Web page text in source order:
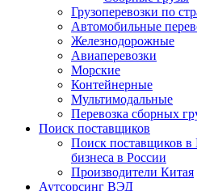
Грузоперевозки по
Автомобильные
Железнодорожные
Авиаперевозки
Морские
Контейнерные
Мультимодальные
Перевозка сборных
Поиск поставщиков
Поиск поставщиков
бизнеса в России
Производители Китая
Аутсорсинг ВЭД